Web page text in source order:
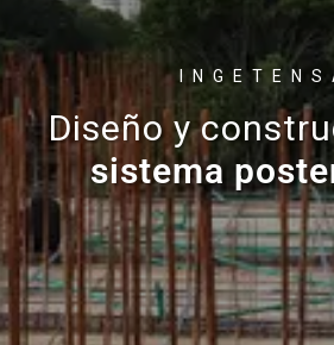
Soporte
técnica